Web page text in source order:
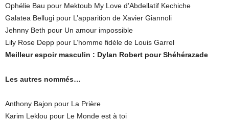
Ophélie Bau pour Mektoub My Love d’Abdellatif Kechiche
Galatea Bellugi pour L’apparition de Xavier Giannoli
Jehnny Beth pour Un amour impossible
Lily Rose Depp pour L’homme fidèle de Louis Garrel
Meilleur espoir masculin : Dylan Robert pour Shéhérazade
Les autres nommés…
Anthony Bajon pour La Prière
Karim Leklou pour Le Monde est à toi